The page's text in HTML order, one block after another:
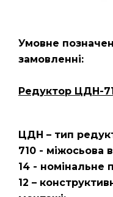
Умовне
замовленні:
Редуктор ЦДН-
ЦДН – тип
710 - міжосьова
14 - номінальне
12 –